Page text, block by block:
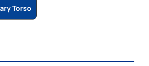
Torso